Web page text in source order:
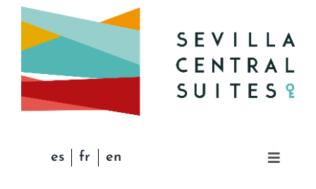
content
es fr en
Toggle